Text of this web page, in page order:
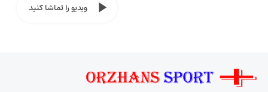
ویدیو را تماشا کنید